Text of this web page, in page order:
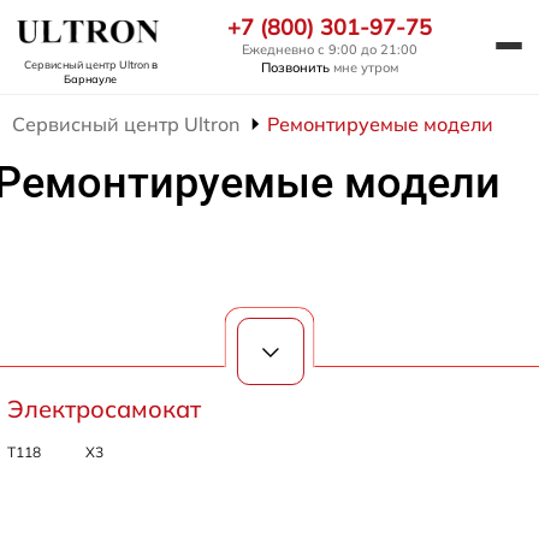
Сервисный центр Ultronв
Барнауле
+7 (800) 301-97-75
Ежедневно с 9:00 до 21:00
Позвонить мне утром
Сервисный центр Ultron Ремонтируемые модели
модели
Электросамокат
T118 X3